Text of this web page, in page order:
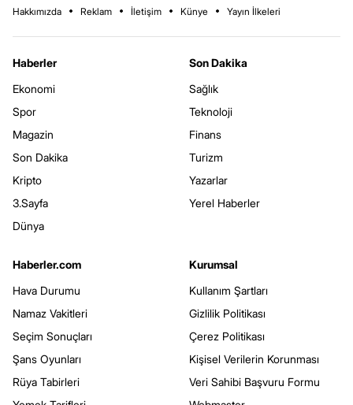
Hakkımızda Reklam İletişim Künye Yayın İlkeleri
Haberler
Ekonomi
Spor
Magazin
Son Dakika
Kripto
3.Sayfa
Dünya
Son Dakika
Sağlık
Teknoloji
Finans
Turizm
Yazarlar
Yerel Haberler
Haberler.com
Hava Durumu
Namaz Vakitleri
Seçim Sonuçları
Şans Oyunları
Rüya Tabirleri
Kurumsal
Kullanım Şartları
Gizlilik Politikası
Çerez Politikası
Kişisel Verilerin Korunması
Veri Sahibi Başvuru Formu